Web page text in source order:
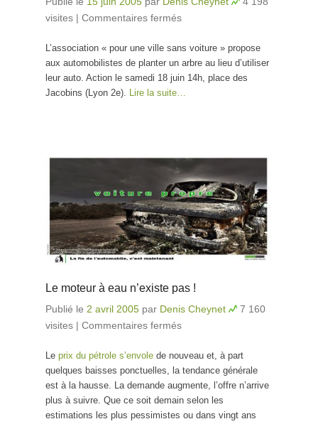
visites | Commentaires fermés
L’association « pour une ville sans voiture » propose
aux automobilistes de planter un arbre au lieu d’utiliser
leur auto. Action le samedi 18 juin 14h, place des
Jacobins (Lyon 2e).
Lire la suite…
Le moteur à eau n’existe pas !
Publié le 2 avril 2005 par Denis Cheynet
7 160
visites | Commentaires fermés
Le prix du pétrole s’envole de nouveau et, à part
quelques baisses ponctuelles, la tendance générale
est à la hausse. La demande augmente, l’offre n’arrive
plus à suivre. Que ce soit demain selon les
estimations les plus pessimistes ou dans vingt ans